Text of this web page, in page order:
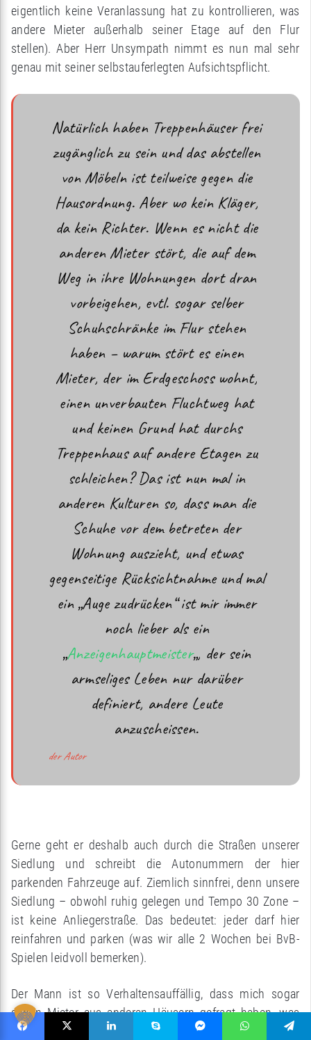
eigentlich keine Veranlassung hat zu kontrollieren, was
andere Mieter außerhalb seiner Etage auf den Flur
stellen). Aber Herr Unsympath nimmt es nun mal sehr
genau mit seiner selbstauferlegten Aufsichtspflicht.
Natürlich haben Treppenhäuser frei
zugänglich zu sein und das abstellen
von Möbeln ist teilweise gegen die
Hausordnung. Aber wo kein Kläger,
da kein Richter. Wenn es nicht die
anderen Mieter stört, die auf dem
Weg in ihre Wohnungen dort dran
vorbeigehen, evtl. sogar selber
Schuhschränke im Flur stehen
haben – warum stört es einen
Mieter, der im Erdgeschoss wohnt,
einen unverbauten Fluchtweg hat
und keinen Grund hat durchs
Treppenhaus auf andere Etagen zu
schleichen? Das ist nun mal in
anderen Kulturen so, dass man die
Schuhe vor dem betreten der
Wohnung auszieht, und etwas
gegenseitige Rücksichtnahme und mal
ein „Auge zudrücken“ ist mir immer
noch lieber als ein
„Anzeigenhauptmeister„, der sein
armseliges Leben nur darüber
definiert, andere Leute
anzuscheissen.
der Autor
Gerne geht er deshalb auch durch die Straßen unserer
Siedlung und schreibt die Autonummern der hier
parkenden Fahrzeuge auf. Ziemlich sinnfrei, denn unsere
Siedlung – obwohl ruhig gelegen und Tempo 30 Zone –
ist keine Anliegerstraße. Das bedeutet: jeder darf hier
reinfahren und parken (was wir alle 2 Wochen bei BvB-
Spielen leidvoll bemerken).
Der Mann ist so Verhaltensauffällig, dass mich sogar
schon Mieter aus anderen Häusern gefragt haben, was
bei dem Kollegen da oben falsch verdrahtet ist, weil er